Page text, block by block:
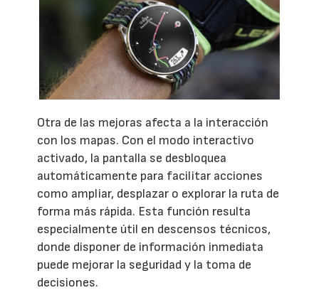
Otra de las mejoras afecta a la interacción
con los mapas. Con el modo interactivo
activado, la pantalla se desbloquea
automáticamente para facilitar acciones
como ampliar, desplazar o explorar la ruta de
forma más rápida. Esta función resulta
especialmente útil en descensos técnicos,
donde disponer de información inmediata
puede mejorar la seguridad y la toma de
decisiones.